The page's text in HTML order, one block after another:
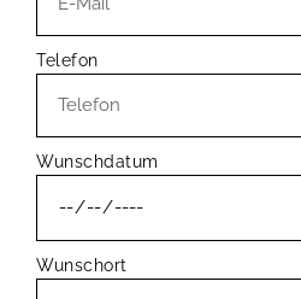
Telefon
Wunschdatum
Wunschort